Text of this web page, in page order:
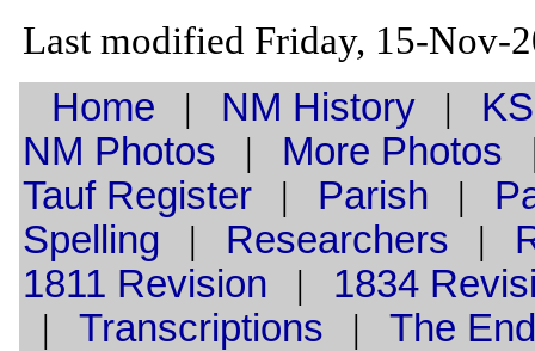
Last modified Friday, 15-Nov-
Home | NM History|
NM Photos | More Photos
TaufRegister| Parish |
Spelling | Researchers |
1811 Revision | 1834
| Transcriptions | The End